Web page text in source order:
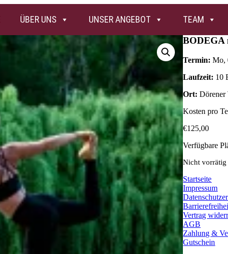
ÜBER UNS UNSER ANGEBOT TEAM
BODEGA
Termin: Mo,
Laufzeit: 10
Ort:Dörener
Kosten pro
€125,00
Verfügbare
Nicht vorrätig
Startseite
Impressum
Vertrag
AGB
Zahlung &
Gutschein